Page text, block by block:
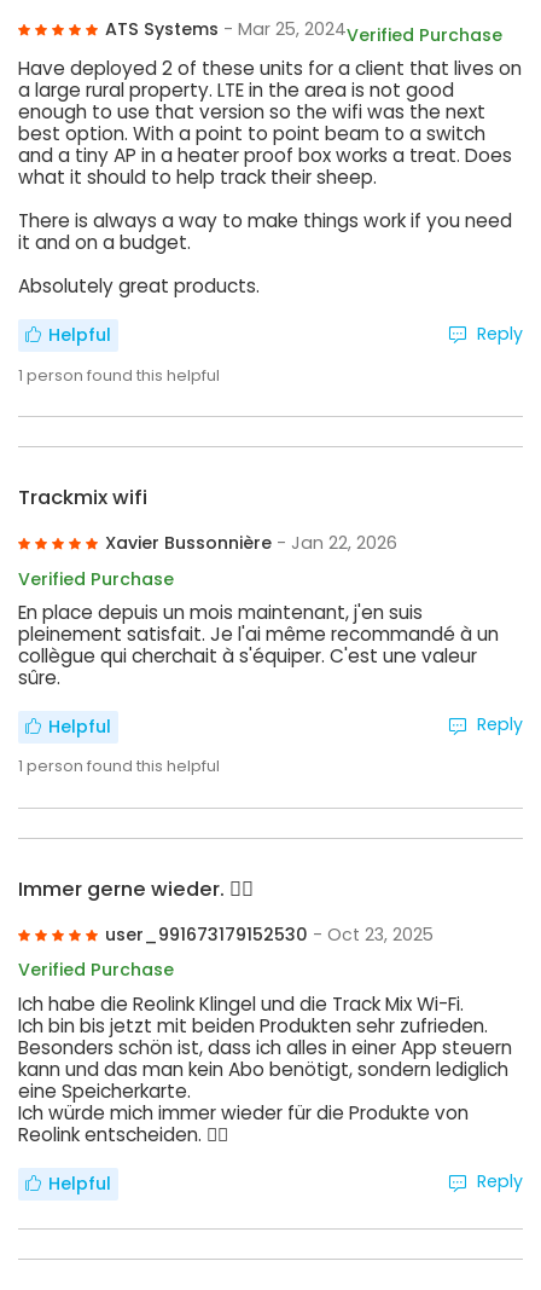
ATS Systems - Mar 25, 2024Verified Purchase
Have deployed 2 of these units for a client that lives on
a large rural property. LTE in the area is not good
enough to use that version so the wifi was the next
best option. With a point to point beam to a switch
and a tiny AP in a heater proof box works a treat. Does
what it should to help track their sheep.
There is always a way to make things work if you need
it and on a budget.
Absolutely great products.
Helpful
1 person found this helpful
Reply
Trackmix wifi
Xavier Bussonnière - Jan 22, 2026
Verified Purchase
En place depuis un mois maintenant, j'en suis
pleinement satisfait. Je l'ai même recommandé à un
collègue qui cherchait à s'équiper. C'est une valeur
sûre.
Helpful
1 person found this helpful
Reply
Immer gerne wieder. 👍🏻
user_991673179152530 - Oct 23, 2025
Verified Purchase
Ich habe die Reolink Klingel und die Track Mix Wi-Fi.
Ich bin bis jetzt mit beiden Produkten sehr zufrieden.
Besonders schön ist, dass ich alles in einer App steuern
kann und das man kein Abo benötigt, sondern lediglich
eine Speicherkarte.
Ich würde mich immer wieder für die Produkte von
Reolink entscheiden. 👍🏻
Helpful Reply